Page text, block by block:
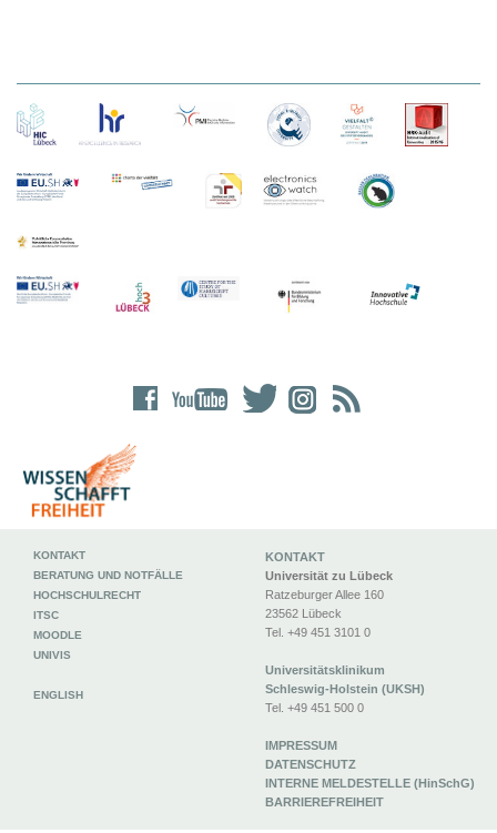
KONTAKT
Universität zu Lübeck
Ratzeburger Allee 160
23562 Lübeck
Tel. +49 451 3101 0
Universitätsklinikum
Schleswig-Holstein (UKSH)
Tel. +49 451 500 0
IMPRESSUM
DATENSCHUTZ
INTERNE MELDESTELLE (HinSchG)
BARRIEREFREIHEIT
KONTAKT
BERATUNG UND NOTFÄLLE
HOCHSCHULRECHT
ITSC
MOODLE
UNIVIS
ENGLISH